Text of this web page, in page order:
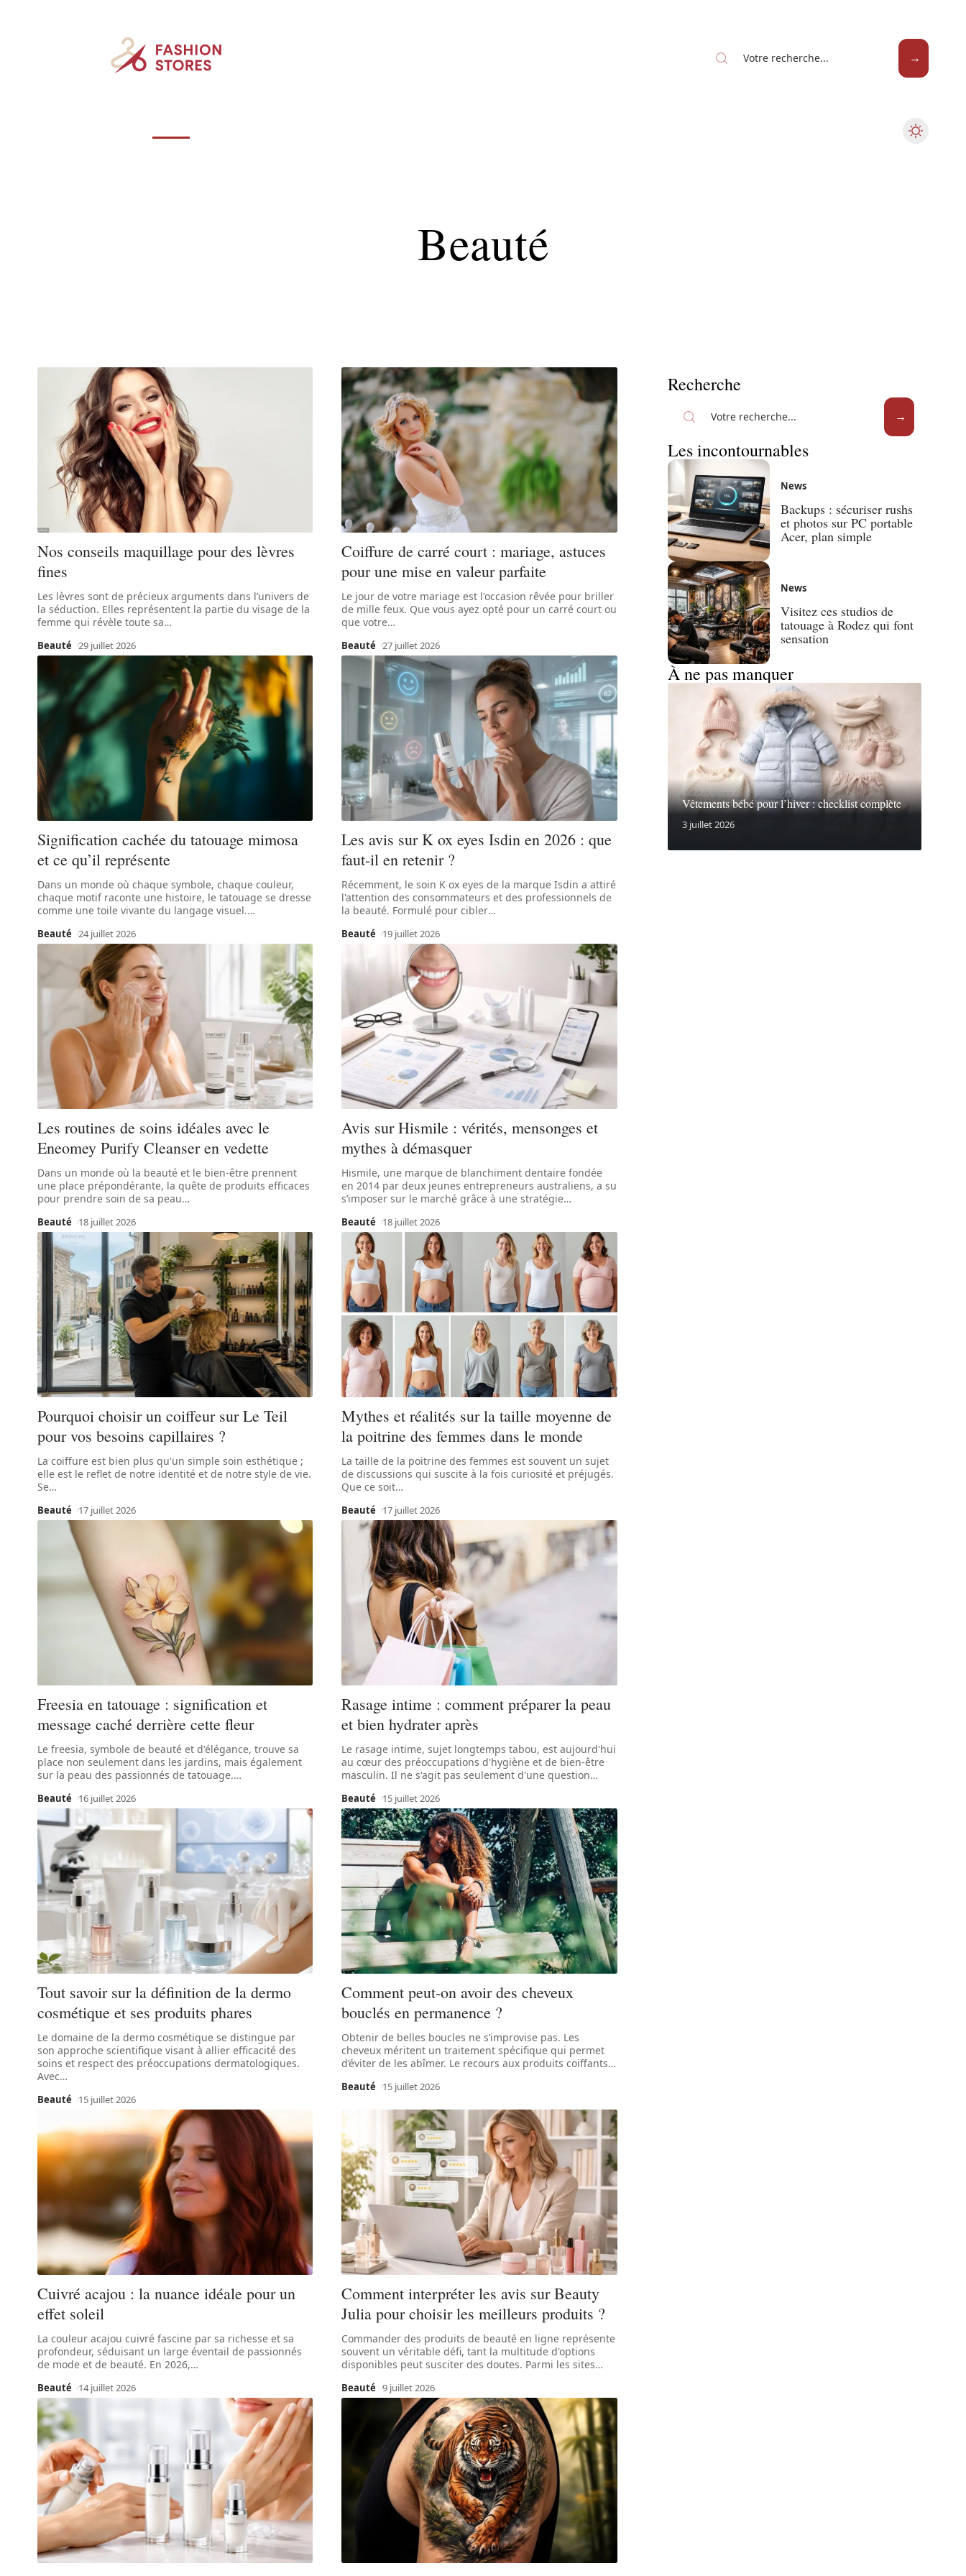
Beauté
Nos conseils maquillage pour des lèvres
fines
Les lèvres sont de précieux arguments dans l’univers de
la séduction. Elles représentent la partie du visage de la
femme qui révèle toute sa…
Beauté 29 juillet 2026
Coiffure de carré court : mariage, astuces
pour une mise en valeur parfaite
Le jour de votre mariage est l'occasion rêvée pour briller
de mille feux. Que vous ayez opté pour un carré court ou
que votre…
Beauté 27 juillet 2026
Signification cachée du tatouage mimosa
et ce qu’il représente
Dans un monde où chaque symbole, chaque couleur,
chaque motif raconte une histoire, le tatouage se dresse
comme une toile vivante du langage visuel.…
Beauté 24 juillet 2026
Les avis sur K ox eyes Isdin en 2026 : que
faut-il en retenir ?
Récemment, le soin K ox eyes de la marque Isdin a attiré
l'attention des consommateurs et des professionnels de
la beauté. Formulé pour cibler…
Beauté 19 juillet 2026
Les routines de soins idéales avec le
Eneomey Purify Cleanser en vedette
Dans un monde où la beauté et le bien-être prennent
une place prépondérante, la quête de produits efficaces
pour prendre soin de sa peau…
Beauté 18 juillet 2026
Avis sur Hismile : vérités, mensonges et
mythes à démasquer
Hismile, une marque de blanchiment dentaire fondée
en 2014 par deux jeunes entrepreneurs australiens, a su
s’imposer sur le marché grâce à une stratégie…
Beauté 18 juillet 2026
Pourquoi choisir un coiffeur sur Le Teil
pour vos besoins capillaires ?
La coiffure est bien plus qu'un simple soin esthétique ;
elle est le reflet de notre identité et de notre style de vie.
Se…
Beauté 17 juillet 2026
Mythes et réalités sur la taille moyenne de
la poitrine des femmes dans le monde
La taille de la poitrine des femmes est souvent un sujet
de discussions qui suscite à la fois curiosité et préjugés.
Que ce soit…
Beauté 17 juillet 2026
Freesia en tatouage : signification et
message caché derrière cette fleur
Le freesia, symbole de beauté et d'élégance, trouve sa
place non seulement dans les jardins, mais également
sur la peau des passionnés de tatouage.…
Beauté 16 juillet 2026
Rasage intime : comment préparer la peau
et bien hydrater après
Le rasage intime, sujet longtemps tabou, est aujourd'hui
au cœur des préoccupations d'hygiène et de bien-être
masculin. Il ne s'agit pas seulement d'une question…
Beauté 15 juillet 2026
Tout savoir sur la définition de la dermo
cosmétique et ses produits phares
Le domaine de la dermo cosmétique se distingue par
son approche scientifique visant à allier efficacité des
soins et respect des préoccupations dermatologiques.
Avec…
Beauté 15 juillet 2026
Comment peut-on avoir des cheveux
bouclés en permanence ?
Obtenir de belles boucles ne s’improvise pas. Les
cheveux méritent un traitement spécifique qui permet
d’éviter de les abîmer. Le recours aux produits coiffants…
Beauté 15 juillet 2026
Cuivré acajou : la nuance idéale pour un
effet soleil
La couleur acajou cuivré fascine par sa richesse et sa
profondeur, séduisant un large éventail de passionnés
de mode et de beauté. En 2026,…
Beauté 14 juillet 2026
Comment interpréter les avis sur Beauty
Julia pour choisir les meilleurs produits ?
Commander des produits de beauté en ligne représente
souvent un véritable défi, tant la multitude d'options
disponibles peut susciter des doutes. Parmi les sites…
Beauté 9 juillet 2026
Recherche
Les incontournables
News
Backups : sécuriser rushs
et photos sur PC portable
Acer, plan simple
News
Visitez ces studios de
tatouage à Rodez qui font
sensation
À ne pas manquer
Vêtements bébé pour l’hiver : checklist complète
3 juillet 2026